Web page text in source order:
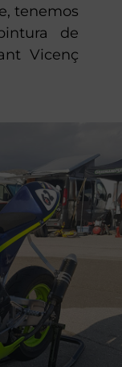
tenemos
de
Vicenç